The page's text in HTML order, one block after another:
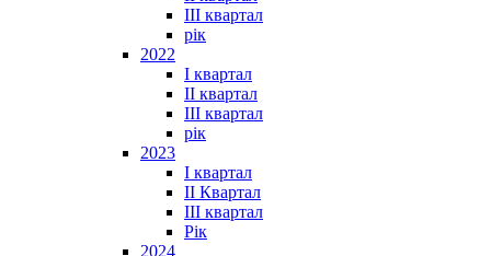
III квартал
рік
2022
I квартал
II квартал
ІІІ квартал
рік
2023
І квартал
ІІ Квартал
III квартал
Рік
2024